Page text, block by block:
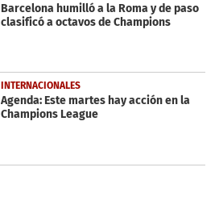
Barcelona humilló a la Roma y de paso
clasificó a octavos de Champions
INTERNACIONALES
Agenda: Este martes hay acción en la
Champions League